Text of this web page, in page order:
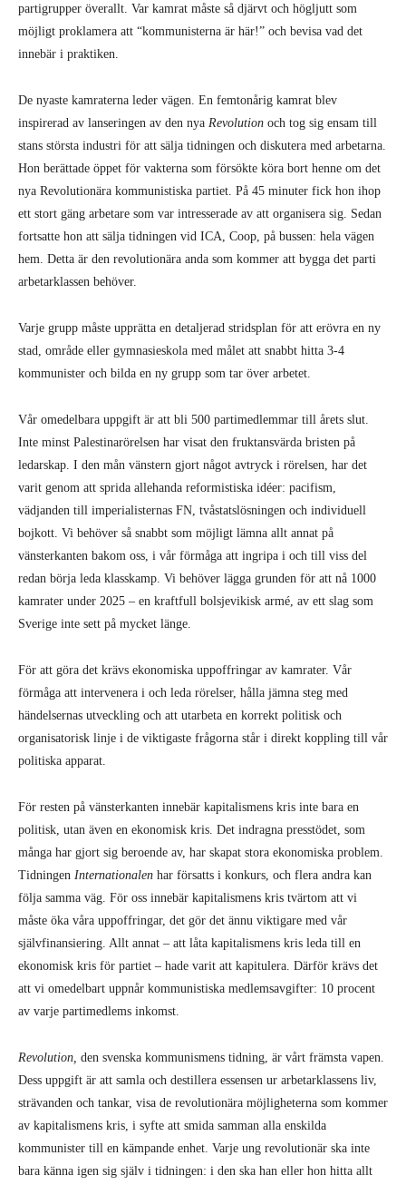
partigrupper överallt. Var kamrat måste så djärvt och högljutt som
möjligt proklamera att “kommunisterna är här!” och bevisa vad det
innebär i praktiken.
De nyaste kamraterna leder vägen. En femtonårig kamrat blev
inspirerad av lanseringen av den nya Revolution och tog sig ensam till
stans största industri för att sälja tidningen och diskutera med arbetarna.
Hon berättade öppet för vakterna som försökte köra bort henne om det
nya Revolutionära kommunistiska partiet. På 45 minuter fick hon ihop
ett stort gäng arbetare som var intresserade av att organisera sig. Sedan
fortsatte hon att sälja tidningen vid ICA, Coop, på bussen: hela vägen
hem. Detta är den revolutionära anda som kommer att bygga det parti
arbetarklassen behöver.
Varje grupp måste upprätta en detaljerad stridsplan för att erövra en ny
stad, område eller gymnasieskola med målet att snabbt hitta 3-4
kommunister och bilda en ny grupp som tar över arbetet.
Vår omedelbara uppgift är att bli 500 partimedlemmar till årets slut.
Inte minst Palestinarörelsen har visat den fruktansvärda bristen på
ledarskap. I den mån vänstern gjort något avtryck i rörelsen, har det
varit genom att sprida allehanda reformistiska idéer: pacifism,
vädjanden till imperialisternas FN, tvåstatslösningen och individuell
bojkott. Vi behöver så snabbt som möjligt lämna allt annat på
vänsterkanten bakom oss, i vår förmåga att ingripa i och till viss del
redan börja leda klasskamp. Vi behöver lägga grunden för att nå 1000
kamrater under 2025 – en kraftfull bolsjevikisk armé, av ett slag som
Sverige inte sett på mycket länge.
För att göra det krävs ekonomiska uppoffringar av kamrater. Vår
förmåga att intervenera i och leda rörelser, hålla jämna steg med
händelsernas utveckling och att utarbeta en korrekt politisk och
organisatorisk linje i de viktigaste frågorna står i direkt koppling till vår
politiska apparat.
För resten på vänsterkanten innebär kapitalismens kris inte bara en
politisk, utan även en ekonomisk kris. Det indragna presstödet, som
många har gjort sig beroende av, har skapat stora ekonomiska problem.
Tidningen Internationalen har försatts i konkurs, och flera andra kan
följa samma väg. För oss innebär kapitalismens kris tvärtom att vi
måste öka våra uppoffringar, det gör det ännu viktigare med vår
självfinansiering. Allt annat – att låta kapitalismens kris leda till en
ekonomisk kris för partiet – hade varit att kapitulera. Därför krävs det
att vi omedelbart uppnår kommunistiska medlemsavgifter: 10 procent
av varje partimedlems inkomst.
Revolution, den svenska kommunismens tidning, är vårt främsta vapen.
Dess uppgift är att samla och destillera essensen ur arbetarklassens liv,
strävanden och tankar, visa de revolutionära möjligheterna som kommer
av kapitalismens kris, i syfte att smida samman alla enskilda
kommunister till en kämpande enhet. Varje ung revolutionär ska inte
bara känna igen sig själv i tidningen: i den ska han eller hon hitta allt